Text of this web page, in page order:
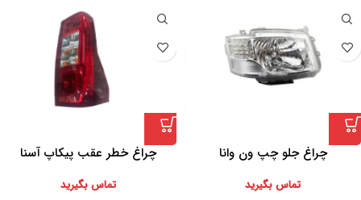
چراغ جلو چپ ون وانا
تماس بگیرید
چراغ خطر عقب پیکاپ آسنا
تماس بگیرید